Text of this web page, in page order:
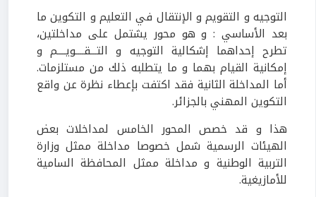
التوجيه و التقويم و الإنتقال في التعليم و التكوين ما
بعد الأساسي : و هو محور يشتمل على مداخلتين،
تطرح إحداهما إشكالية التوجيه و التـــقــــويــــم و
إمكانية القيام بهما و ما يتطلبه ذلك من مستلزمات.
أما المداخلة الثانية فقد اكتفت بإعطاء نظرة عن واقع
التكوين المهني بالجزائر.
هذا و قد خصص المحور الخامس لمداخلات بعض
الهيئات الرسمية شمل خصوصا مداخلة ممثل وزارة
التربية الوطنية و مداخلة ممثل المحافظة السامية
للأمازيغية.